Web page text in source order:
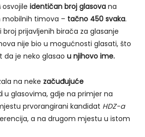
osvojile identičan broj glasova na
mobilnih timova – tačno 450 svaka.
broj prijavljenih birača za glasanje
nije bio u mogućnosti glasati, što
je neko glasao u njihovo ime.
na neke začuđujuće
u glasovima, gdje na primjer na
prvorangirani kandidat HDZ-a
a na drugom mjestu u istom